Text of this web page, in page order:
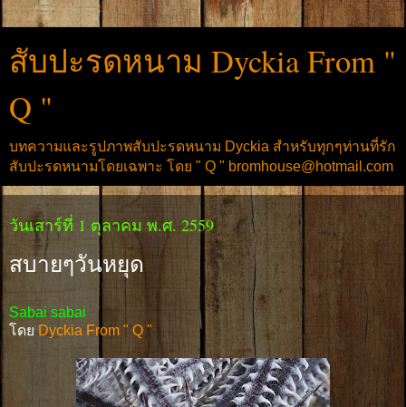
สับปะรดหนาม Dyckia From "
Q "
บทความและรูปภาพสับปะรดหนาม Dyckia สำหรับทุกๆท่านที่รัก
สับปะรดหนามโดยเฉพาะ โดย " Q " bromhouse@hotmail.com
วันเสาร์ที่ 1 ตุลาคม พ.ศ. 2559
สบายๆวันหยุด
Sabai sabai
โดยDyckia From " Q "